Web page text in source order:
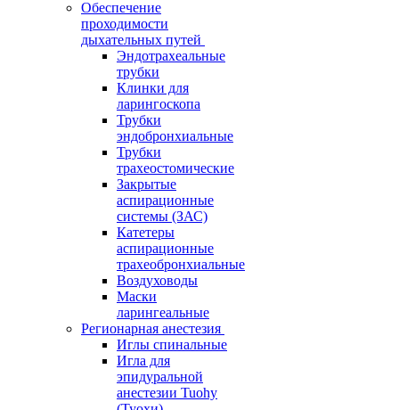
Обеспечение
проходимости
дыхательных путей
Эндотрахеальные
трубки
Клинки для
ларингоскопа
Трубки
эндобронхиальные
Трубки
трахеостомические
Закрытые
аспирационные
системы (ЗАС)
Катетеры
аспирационные
трахеобронхиальные
Воздуховоды
Маски
ларингеальные
Регионарная анестезия
Иглы спинальные
Игла для
эпидуральной
анестезии Tuohy